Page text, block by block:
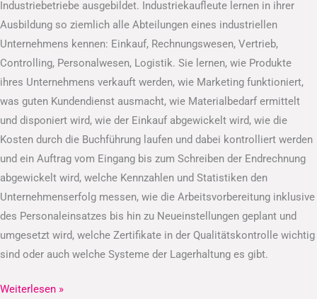
Industriebetriebe ausgebildet. Industriekaufleute lernen in ihrer
Ausbildung so ziemlich alle Abteilungen eines industriellen
Unternehmens kennen: Einkauf, Rechnungswesen, Vertrieb,
Controlling, Personalwesen, Logistik. Sie lernen, wie Produkte
ihres Unternehmens verkauft werden, wie Marketing funktioniert,
was guten Kundendienst ausmacht, wie Materialbedarf ermittelt
und disponiert wird, wie der Einkauf abgewickelt wird, wie die
Kosten durch die Buchführung laufen und dabei kontrolliert werden
und ein Auftrag vom Eingang bis zum Schreiben der Endrechnung
abgewickelt wird, welche Kennzahlen und Statistiken den
Unternehmenserfolg messen, wie die Arbeitsvorbereitung inklusive
des Personaleinsatzes bis hin zu Neueinstellungen geplant und
umgesetzt wird, welche Zertifikate in der Qualitätskontrolle wichtig
sind oder auch welche Systeme der Lagerhaltung es gibt.
Weiterlesen »